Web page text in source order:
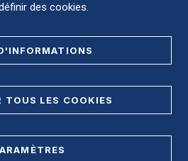
PLAN DE SITE
des cookies.
TOUS LES COOKIES